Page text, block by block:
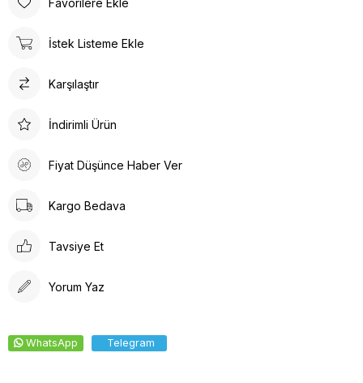
İstek Listeme Ekle
Karşılaştır
İndirimli Ürün
Fiyat Düşünce Haber Ver
Kargo Bedava
Tavsiye Et
Yorum Yaz
WhatsApp Telegram